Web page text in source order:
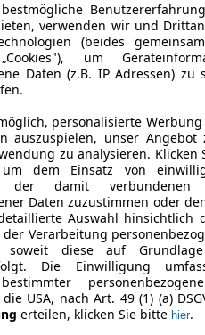
/ Pickup Angebote
verwenden wir und
(beides
um
Daten (z.B. IP Adressen) zu
personalisierte
auszuspielen, unser Angebot
zu analysieren. Klicken
dem Einsatz von
der damit verbundenen
Daten zuzustimmen oder
Auswahl hinsichtlich
Verarbeitung
soweit diese auf
Die Einwilligung
USA, nach Art. 49 (1) (a)
erteilen, klicken Sie bitte hier.